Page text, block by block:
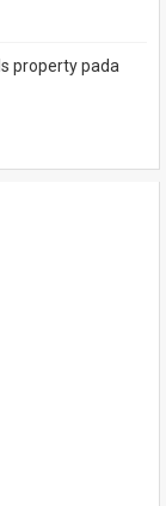
property pada